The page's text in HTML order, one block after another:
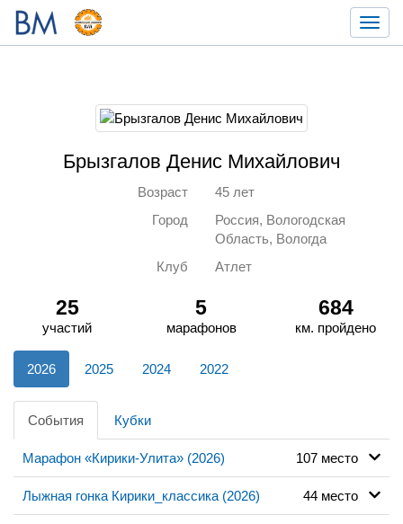
Брызгалов Денис Михайлович
Возраст
45 лет
Город
Россия, Вологодская
Область, Вологда
Клуб
Атлет
25
участий
5
марафонов
684
км. пройдено
2026 2025 2024 2022
События Кубки
Марафон «Кирики-Улита» (2026) 107 место
Лыжная гонка Кирики_классика (2026) 44 место